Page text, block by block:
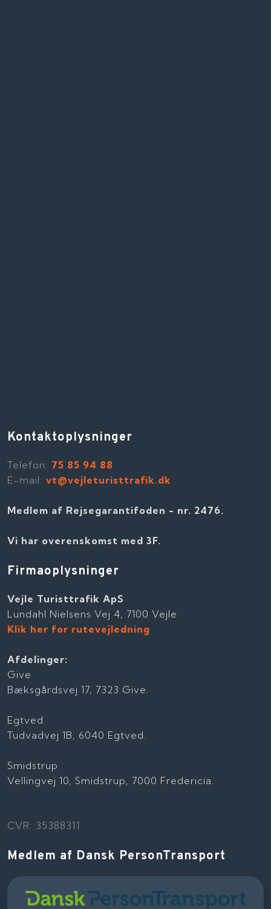
Kontaktoplysninger
Telefon​: 75 85 94 88
E-mail:vt@vejleturisttrafik.dk
Medlem af Rejsegarantifoden - nr. 2476​​.
Vi har overenskomst med 3F.
Firmaoplysninger
Vejle Turisttrafik ApS
Lundahl Nielsens Vej 4, 7100 Vejle
Klik her for rutevejledning
Afdelinger:
Give
Bæksgårdsvej 17, 7323 Give.
Egtved
Tudvadvej 1B, 6040 Egtved.
Smidstrup
Vellingvej 10, Smidstrup, 7000 Fredericia.
CVR: 35388311
Medlem af Dansk PersonTransport